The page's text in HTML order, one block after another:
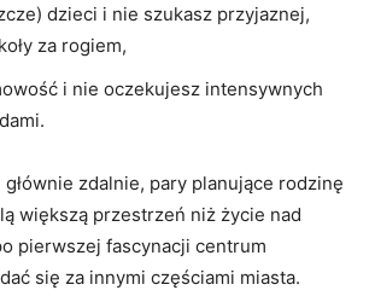
dzieci i nie szukasz przyjaznej,
za rogiem,
i nie oczekujesz intensywnych
zdalnie, pary planujące rodzinę
większą przestrzeń niż życie nad
pierwszej fascynacji centrum
się za innymi częściami miasta.